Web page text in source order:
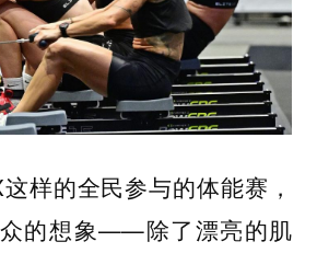
样的全民参与的体能赛，
的想象——除了漂亮的肌